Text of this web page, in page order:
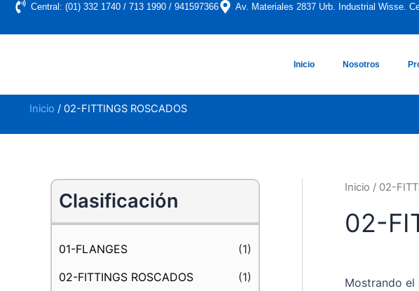
Saltar Central: (01) 332 1740 / 713 1990 / 941597366 Av. Materiales 2837 Urb. Industrial Wisse.
Inicio Nosotros
Inicio / 02-FITTINGS ROSCADOS
Clasificación
01-FLANGES
(1)
02-FITTINGS ROSCADOS
(1)
Inicio / 02-
02-
Mostrando el